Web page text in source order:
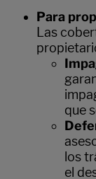
Para
Las
que
los
el